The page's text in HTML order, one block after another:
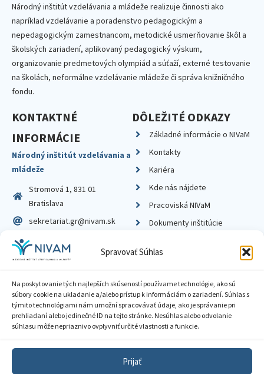
Spravovať Súhlas
Na poskytovanie tých najlepších skúseností používame technológie, ako sú
súbory cookie na ukladanie a/alebo prístup k informáciám o zariadení. Súhlas s
týmito technológiami nám umožní spracovávať údaje, ako je správanie pri
prehliadaní alebo jedinečné ID na tejto stránke. Nesúhlas alebo odvolanie
súhlasu môže nepriaznivo ovplyvniť určité vlastnosti a funkcie.
Prijať
Národný inštitút vzdelávania a mládeže realizuje činnosti ako
napríklad vzdelávanie a poradenstvo pedagogickým a
nepedagogickým zamestnancom, metodické usmerňovanie škôl a
školských zariadení, aplikovaný pedagogický výskum,
organizovanie predmetových olympiád a súťaží, externé testovanie
na školách, neformálne vzdelávanie mládeže či správa knižničného
fondu.
KONTAKTNÉ
INFORMÁCIE
Národný inštitút vzdelávania a
mládeže
Stromová 1, 831 01
Bratislava
sekretariat.gr@nivam.sk
IČO: 00164348
DIČ: 2020798714
DÔLEŽITÉ ODKAZY
Základné informácie o NIVaM
Kontakty
Kariéra
Kde nás nájdete
Pracoviská NIVaM
Dokumenty inštitúcie
Zásady ochrany súkromia
Sprístupnenie informácií